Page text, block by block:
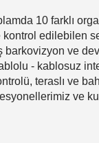
10 farklı
edilebilen
ve
- kablosuz
teraslı ve
ve